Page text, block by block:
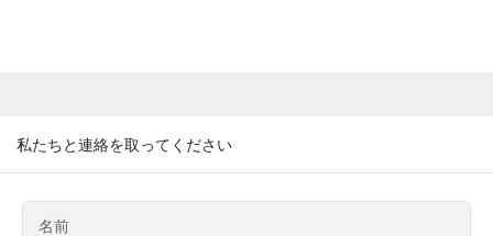
私たちと連絡を取ってください
名前